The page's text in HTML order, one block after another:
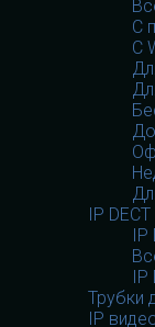
С
C
IP
IP
IP
Трубки
IP